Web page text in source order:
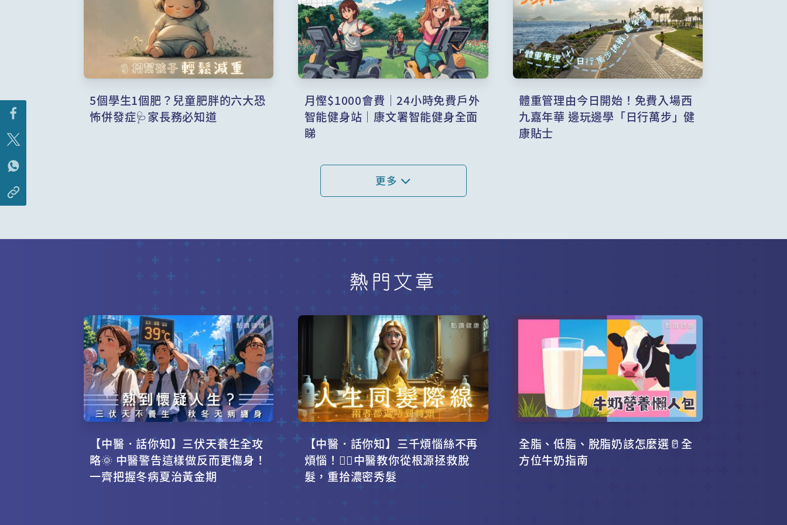
5個學生1個肥？兒童肥胖的六大恐
怖併發症🩺家長務必知道
月慳$1000會費｜24小時免費戶外
智能健身站｜康文署智能健身全面
睇
體重管理由今日開始！免費入場西
九嘉年華 邊玩邊學「日行萬步」健
康貼士
更多
熱門文章
【中醫．話你知】三伏天養生全攻
略🌞 中醫警告這樣做反而更傷身！
一齊把握冬病夏治黃金期
【中醫．話你知】三千煩惱絲不再
煩惱！💇‍♂️中醫教你從根源拯救脫
髮，重拾濃密秀髮
全脂、低脂、脫脂奶該怎麼選🥛全
方位牛奶指南